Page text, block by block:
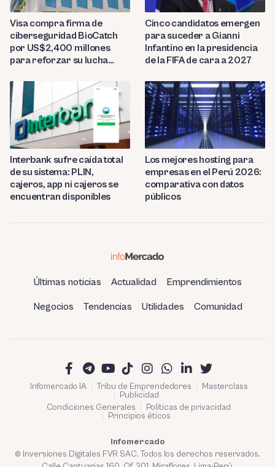
Visa compra firma de
ciberseguridad BioCatch
por US$2,400 millones
para reforzar su lucha
Cinco candidatos emergen
para suceder a Gianni
Infantino en la presidencia
de la FIFA de cara a 2027
Interbank sufre caída total
de su sistema: PLIN,
cajeros, app ni cajeros se
encuentran disponibles
Los mejores hosting para
empresas en el Perú 2026:
comparativa con datos
públicos
Últimas noticias Actualidad Emprendimientos
Negocios Tendencias Utilidades Comunidad
Infomercado IA Tribu de Emprendedores
Masterclass
Publicidad
Condiciones Generales
Políticas de privacidad
Principios éticos
Infomercado
© Inversiones Digitales FVR SAC. Todos los derechos reservados.